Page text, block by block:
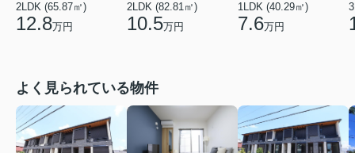
2LDK (65.87㎡)
12.8万円
2LDK (82.81㎡)
10.5万円
1LDK (40.29㎡)
7.6万円
よく見られている物件